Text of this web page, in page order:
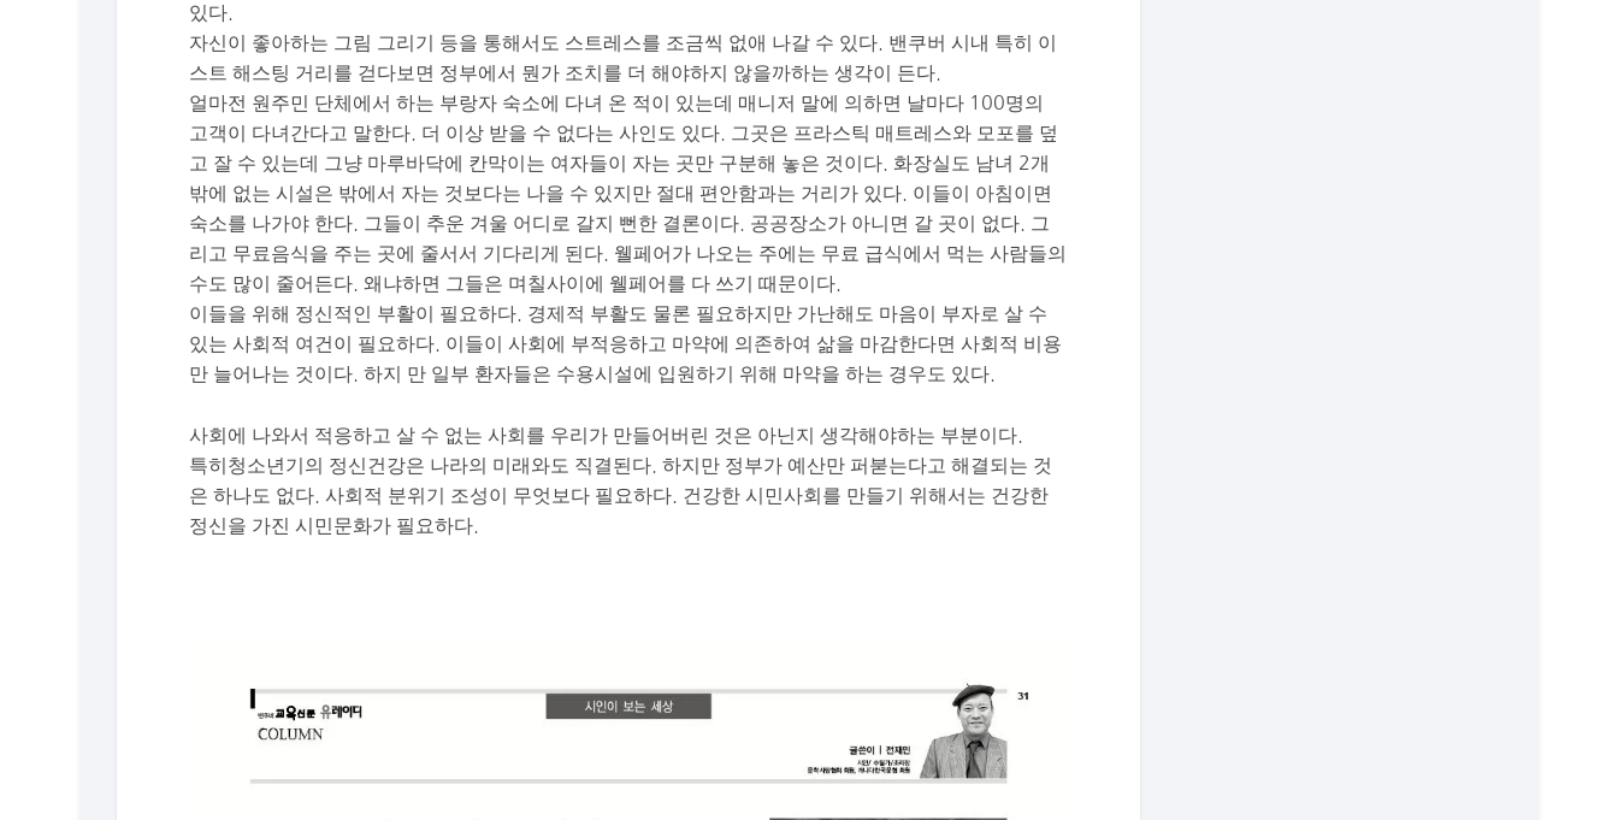
있다.
자신이 좋아하는 그림 그리기 등을 통해서도 스트레스를 조금씩 없애 나갈 수 있다. 밴쿠버 시내 특히 이
스트 해스팅 거리를 걷다보면 정부에서 뭔가 조치를 더 해야하지 않을까하는 생각이 든다.
얼마전 원주민 단체에서 하는 부랑자 숙소에 다녀 온 적이 있는데 매니저 말에 의하면 날마다 100명의
고객이 다녀간다고 말한다. 더 이상 받을 수 없다는 사인도 있다. 그곳은 프라스틱 매트레스와 모포를 덮
고 잘 수 있는데 그냥 마루바닥에 칸막이는 여자들이 자는 곳만 구분해 놓은 것이다. 화장실도 남녀 2개
밖에 없는 시설은 밖에서 자는 것보다는 나을 수 있지만 절대 편안함과는 거리가 있다. 이들이 아침이면
숙소를 나가야 한다. 그들이 추운 겨울 어디로 갈지 뻔한 결론이다. 공공장소가 아니면 갈 곳이 없다. 그
리고 무료음식을 주는 곳에 줄서서 기다리게 된다. 웰페어가 나오는 주에는 무료 급식에서 먹는 사람들의
수도 많이 줄어든다. 왜냐하면 그들은 며칠사이에 웰페어를 다 쓰기 때문이다.
이들을 위해 정신적인 부활이 필요하다. 경제적 부활도 물론 필요하지만 가난해도 마음이 부자로 살 수
있는 사회적 여건이 필요하다. 이들이 사회에 부적응하고 마약에 의존하여 삶을 마감한다면 사회적 비용
만 늘어나는 것이다. 하지 만 일부 환자들은 수용시설에 입원하기 위해 마약을 하는 경우도 있다.
사회에 나와서 적응하고 살 수 없는 사회를 우리가 만들어버린 것은 아닌지 생각해야하는 부분이다.
특히청소년기의 정신건강은 나라의 미래와도 직결된다. 하지만 정부가 예산만 퍼붇는다고 해결되는 것
은 하나도 없다. 사회적 분위기 조성이 무엇보다 필요하다. 건강한 시민사회를 만들기 위해서는 건강한
정신을 가진 시민문화가 필요하다.